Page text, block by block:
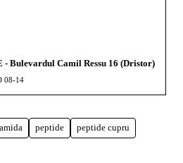
Bulevardul Camil Ressu 16 (Dristor)
08-14
peptide peptide cupru